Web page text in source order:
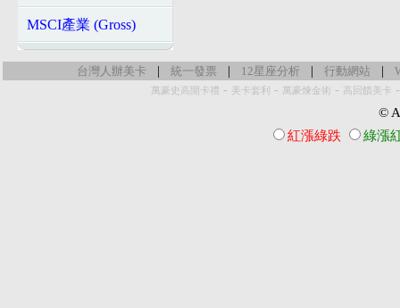
MSCI產業 (Gross)
台灣人辦美卡 | 統一發票 | 12星座分析 | 行動網站 |
萬豪史高開卡禮 - 美卡套利 - 萬豪煉金術 - 高回饋美卡
©
紅漲綠跌
綠漲